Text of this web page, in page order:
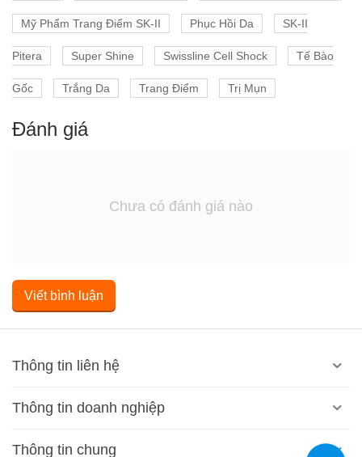
Mỹ Phẩm Trang Điểm SK-II Phục Hồi Da SK-II
Pitera Super Shine Swissline Cell Shock Tế Bào
Gốc Trắng Da Trang Điểm Trị Mụn
Đánh giá
Chưa có đánh giá nào
Viết bình luận
Thông tin liên hệ
Thông tin doanh nghiệp
Thông tin chung